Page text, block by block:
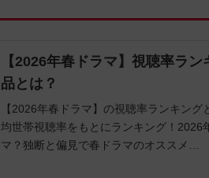
【2026年春ドラマ】視聴率ラ
品とは？
【2026年春ドラマ】の視聴率ランキン
均世帯視聴率をもとにランキング！2026
マ？独断と偏見で春ドラマのオススメ…